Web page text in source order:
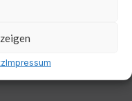
Impressum